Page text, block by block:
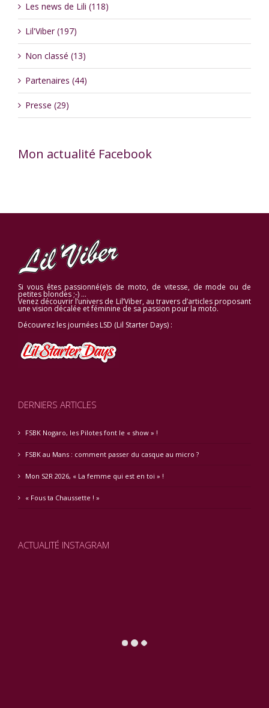
Les news de Lili (118)
Lil'Viber (197)
Non classé (13)
Partenaires (44)
Presse (29)
Mon actualité Facebook
Si vous êtes passionné(e)s de moto, de vitesse, de mode ou de
petites blondes ;-) …
Venez découvrir l’univers de Lil’Viber, au travers d’articles proposant
une vision décalée et féminine de sa passion pour la moto.
Découvrez les journées LSD (Lil Starter Days) :
DERNIERS ARTICLES
FSBK Nogaro, les Pilotes font le « show » !
FSBK au Mans : comment passer du casque au micro ?
Mon S2R 2026, « La femme qui est en toi » !
« Fous ta Chaussette ! »
ACTUALITÉ INSTAGRAM